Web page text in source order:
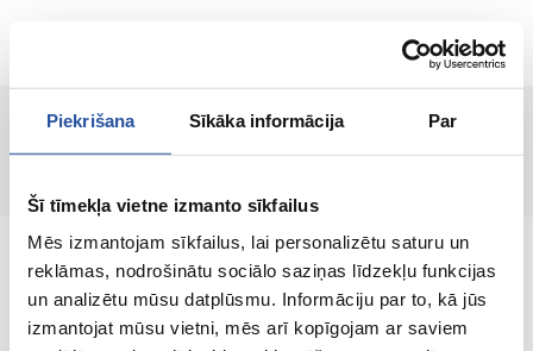
Piekrišana Sīkāka informācija Par
Šī tīmekļa vietne izmanto sīkfailus
Mēs izmantojam sīkfailus, lai personalizētu saturu un
reklāmas, nodrošinātu sociālo saziņas līdzekļu funkcijas
un analizētu mūsu datplūsmu. Informāciju par to, kā jūs
izmantojat mūsu vietni, mēs arī kopīgojam ar saviem
EN
Page not found!
An online store with great prices and quality